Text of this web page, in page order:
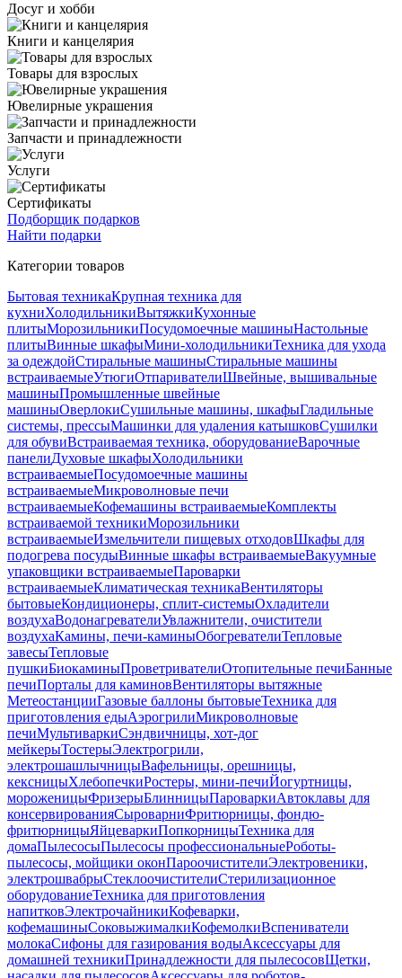
Досуг и хобби
Книги и канцелярия
Товары для взрослых
Ювелирные украшения
Запчасти и принадлежности
Услуги
Сертификаты
Подборщик подарков
Найти подарки
Категории товаров
Бытовая техникаКрупная техника для
кухниХолодильникиВытяжкиКухонные
плитыМорозильникиПосудомоечные машиныНастольные
плитыВинные шкафыМини-холодильникиТехника для ухода
за одеждойСтиральные машиныСтиральные машины
встраиваемыеУтюгиОтпаривателиШвейные, вышивальные
машиныПромышленные швейные
машиныОверлокиСушильные машины, шкафыГладильные
системы, прессыМашинки для удаления катышковСушилки
для обувиВстраиваемая техника, оборудованиеВарочные
панелиДуховые шкафыХолодильники
встраиваемыеПосудомоечные машины
встраиваемыеМикроволновые печи
встраиваемыеКофемашины встраиваемыеКомплекты
встраиваемой техникиМорозильники
встраиваемыеИзмельчители пищевых отходовШкафы для
подогрева посудыВинные шкафы встраиваемыеВакуумные
упаковщики встраиваемыеПароварки
встраиваемыеКлиматическая техникаВентиляторы
бытовыеКондиционеры, сплит-системыОхладители
воздухаВодонагревателиУвлажнители, очистители
воздухаКамины, печи-каминыОбогревателиТепловые
завесыТепловые
пушкиБиокаминыПроветривателиОтопительные печиБанные
печиПорталы для каминовВентиляторы вытяжные
МетеостанцииГазовые баллоны бытовыеТехника для
приготовления едыАэрогрилиМикроволновые
печиМультиваркиСэндвичницы, хот-дог
мейкерыТостерыЭлектрогрили,
электрошашлычницыВафельницы, орешницы,
кексницыХлебопечкиРостеры, мини-печиЙогуртницы,
мороженицыФризерыБлинницыПароваркиАвтоклавы для
консервированияСыроварниФритюрницы, фондю-
фритюрницыЯйцеваркиПопкорницыТехника для
домаПылесосыПылесосы профессиональныеРоботы-
пылесосы, мойщики оконПароочистителиЭлектровеники,
электрошвабрыСтеклоочистителиСтерилизационное
оборудованиеТехника для приготовления
напитковЭлектрочайникиКофеварки,
кофемашиныСоковыжималкиКофемолкиВспениватели
молокаСифоны для газирования водыАксессуары для
домашней техникиПринадлежности для пылесосовЩетки,